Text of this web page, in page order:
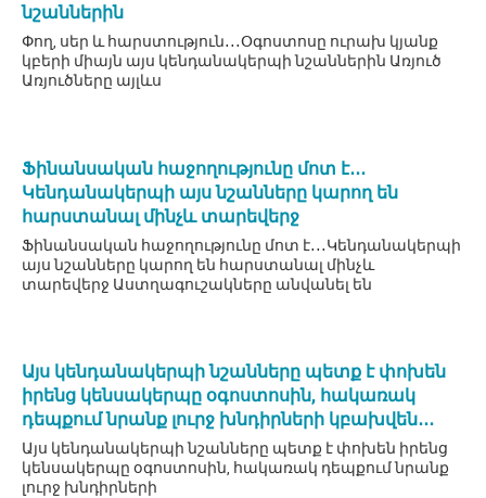
նշաններին
Փող, սեր և հարստություն․․․Օգոստոսը ուրախ կյանք
կբերի միայն այս կենդանակերպի նշաններին Առյուծ
Առյուծները այլևս
Ֆինանսական հաջողությունը մոտ է․․․
Կենդանակերպի այս նշանները կարող են
հարստանալ մինչև տարեվերջ
Ֆինանսական հաջողությունը մոտ է․․․Կենդանակերպի
այս նշանները կարող են հարստանալ մինչև
տարեվերջ Աստղագուշակները անվանել են
Այս կենդանակերպի նշանները պետք է փոխեն
իրենց կենսակերպը օգոստոսին, հակառակ
դեպքում նրանք լուրջ խնդիրների կբախվեն․․․
Այս կենդանակերպի նշանները պետք է փոխեն իրենց
կենսակերպը օգոստոսին, հակառակ դեպքում նրանք
լուրջ խնդիրների